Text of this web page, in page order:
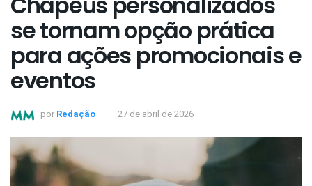
se tornam opção prática
para ações promocionais e
eventos
por Redação 27 de abril de 2026